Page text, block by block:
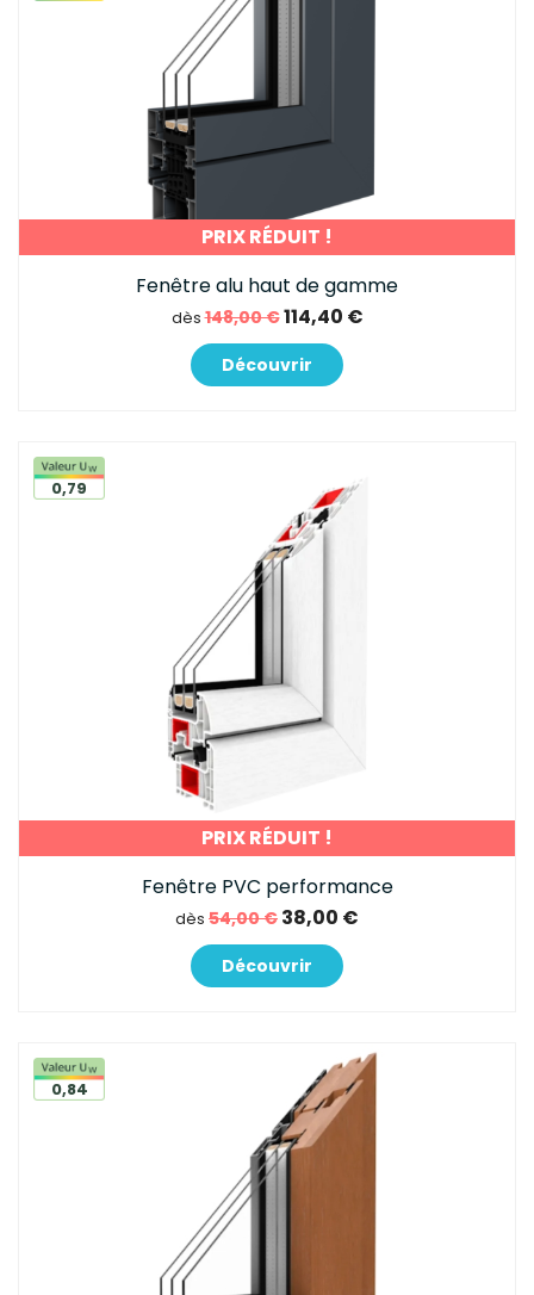
PRIX RÉDUIT !
Fenêtre alu haut de gamme
dès148,00 €114,40 €
Découvrir
0,79
PRIX RÉDUIT !
Fenêtre PVC performance
dès 54,00 € 38,00 €
Découvrir
0,84